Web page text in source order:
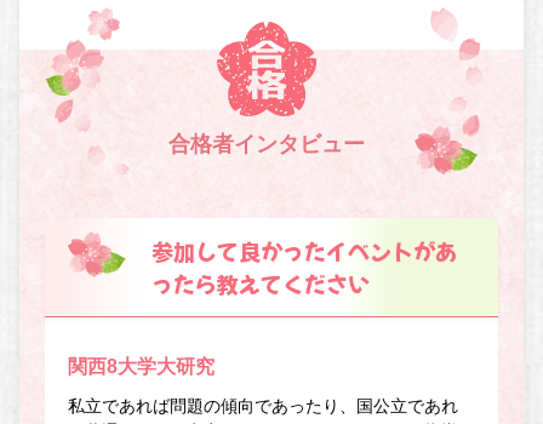
合格者インタビュー
参加して良かったイベントがあ
ったら教えてください
関西8大学大研究
私立であれば問題の傾向であったり、国公立であれ